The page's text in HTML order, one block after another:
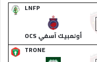
LNFP
أولمبيك آسفي OCS
TRONE